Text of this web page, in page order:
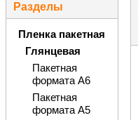
Разделы
Пленка пакетная
Глянцевая
Пакетная
формата А6
Пакетная
формата А5